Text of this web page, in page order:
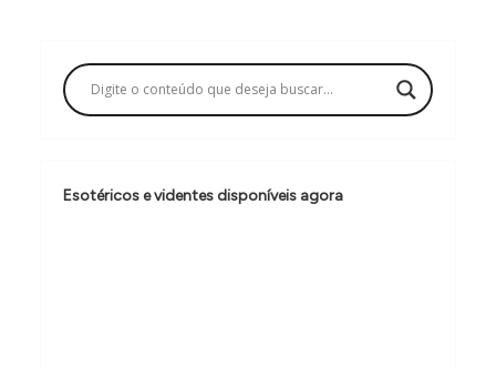
ç
ã
d
Esotéricos e videntes disponíveis agora